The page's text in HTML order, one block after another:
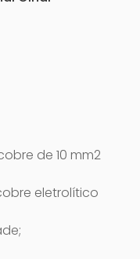
de 10 mm2
eletrolítico